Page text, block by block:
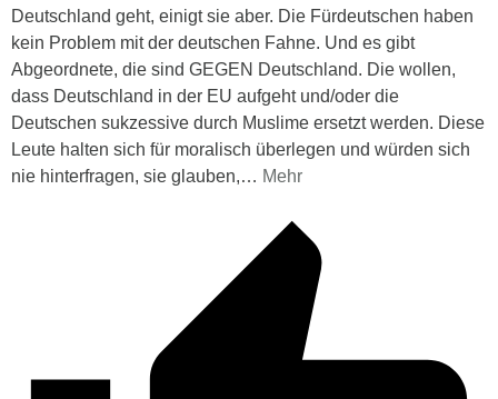
Deutschland geht, einigt sie aber. Die Fürdeutschen haben
kein Problem mit der deutschen Fahne. Und es gibt
Abgeordnete, die sind GEGEN Deutschland. Die wollen,
dass Deutschland in der EU aufgeht und/oder die
Deutschen sukzessive durch Muslime ersetzt werden. Diese
Leute halten sich für moralisch überlegen und würden sich
nie hinterfragen, sie glauben,… Mehr